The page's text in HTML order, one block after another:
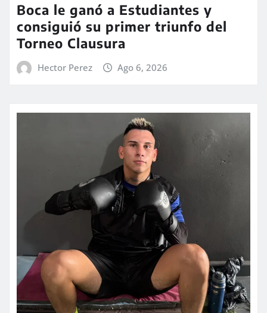
Boca le ganó a Estudiantes y
consiguió su primer triunfo del
Torneo Clausura
Hector Perez Ago 6, 2026